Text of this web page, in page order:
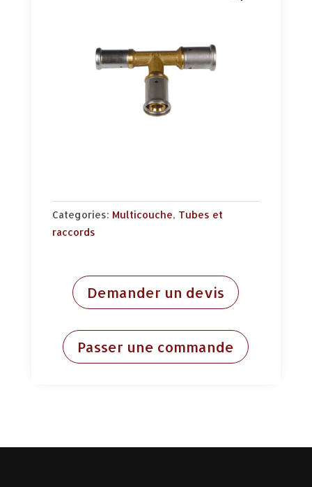
Categories: Multicouche, Tubes et
raccords
Demander un devis
Passer une commande